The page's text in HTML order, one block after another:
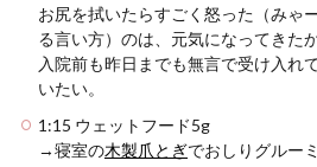
お尻を拭いたらすごく怒った（みゃ
る言い方）のは、元気になってきた
入院前も昨日までも無言で受け入れ
いたい。
1:15 ウェットフード5g
→寝室の木製爪とぎでおしりグルー